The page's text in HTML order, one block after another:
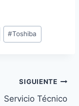
#Toshiba
SIGUIENTE
Servicio Técnico